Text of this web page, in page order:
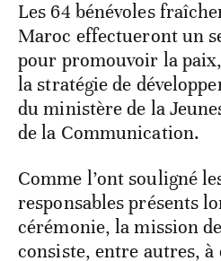
Les 64 bénévoles
Maroc effectueront un
pour promouvoir la
la stratégie de
du ministère de la
de la Communication.
Comme l’ont souligné
responsables présents
cérémonie, la mission
consiste, entre autres, à